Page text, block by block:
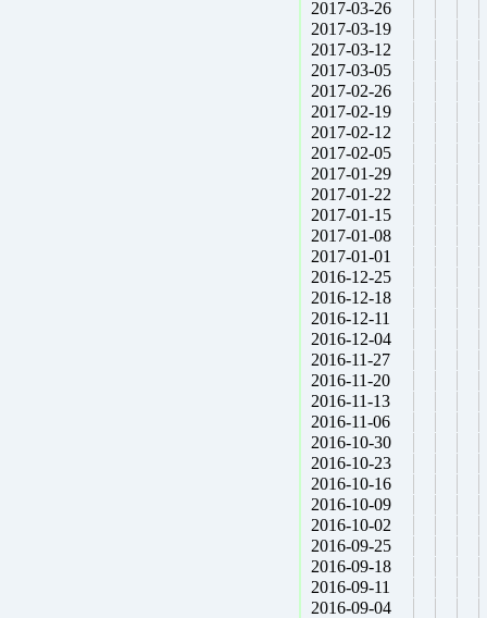
2017-03-26
2017-03-19
2017-03-12
2017-03-05
2017-02-26
2017-02-19
2017-02-12
2017-02-05
2017-01-29
2017-01-22
2017-01-15
2017-01-08
2017-01-01
2016-12-25
2016-12-18
2016-12-11
2016-12-04
2016-11-27
2016-11-20
2016-11-13
2016-11-06
2016-10-30
2016-10-23
2016-10-16
2016-10-09
2016-10-02
2016-09-25
2016-09-18
2016-09-11
2016-09-04